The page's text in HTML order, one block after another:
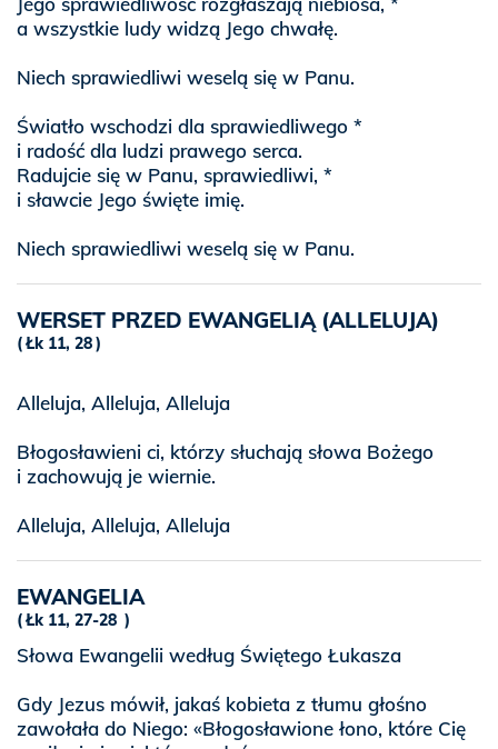
a wszystkie ludy widzą Jego chwałę.
Niech sprawiedliwi weselą się w Panu.
Światło wschodzi dla sprawiedliwego *
i radość dla ludzi prawego serca.
Radujcie się w Panu, sprawiedliwi, *
i sławcie Jego święte imię.
Niech sprawiedliwi weselą się w Panu.
WERSET PRZED EWANGELIĄ (ALLELUJA)
Łk 11, 28
Alleluja, Alleluja, Alleluja
Błogosławieni ci, którzy słuchają słowa Bożego
i zachowują je wiernie.
Alleluja, Alleluja, Alleluja
EWANGELIA
Łk 11, 27-28
Słowa Ewangelii według Świętego Łukasza
Gdy Jezus mówił, jakaś kobieta z tłumu głośno
zawołała do Niego: «Błogosławione łono, które Cię